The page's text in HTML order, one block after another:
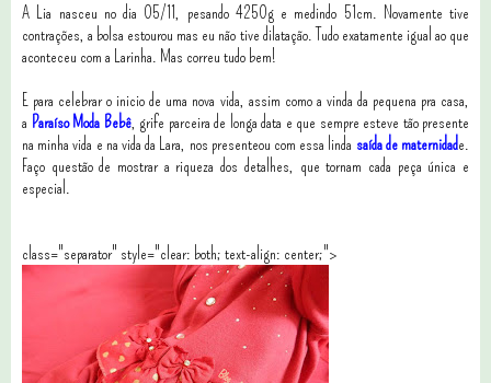
A Lia nasceu no dia 05/11, pesando 4250g e medindo 51cm. Novamente tive
contrações, a bolsa estourou mas eu não tive dilatação. Tudo exatamente igual ao que
aconteceu com a Larinha. Mas correu tudo bem!
E para celebrar o inicio de uma nova vida, assim como a vinda da pequena pra casa,
a Paraíso Moda Bebê, grife parceira de longa data e que sempre esteve tão presente
na minha vida e na vida da Lara, nos presenteou com essa linda saída de maternidade.
Faço questão de mostrar a riqueza dos detalhes, que tornam cada peça única e
especial.
class="separator" style="clear: both; text-align: center;">